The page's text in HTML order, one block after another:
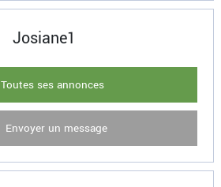
Josiane1
Toutes ses annonces
Envoyer un message